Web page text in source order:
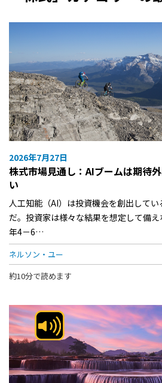
2026年7月27日
株式市場見通し：AIブームは期待
い
人工知能（AI）は投資機会を創出して
だ。投資家は様々な結果を想定して備
年4－6…
ネルソン・ユー
約10分で読めます